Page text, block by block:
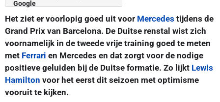
Het ziet er voorlopig goed uit voor Mercedes tijdens de
Grand Prix van Barcelona. De Duitse renstal wist zich
voornamelijk in de tweede vrije training goed te meten
met Ferrari en Mercedes en dat zorgt voor de nodige
positieve geluiden bij de Duitse formatie. Zo lijkt Lewis
Hamilton voor het eerst dit seizoen met optimisme
vooruit te kijken.